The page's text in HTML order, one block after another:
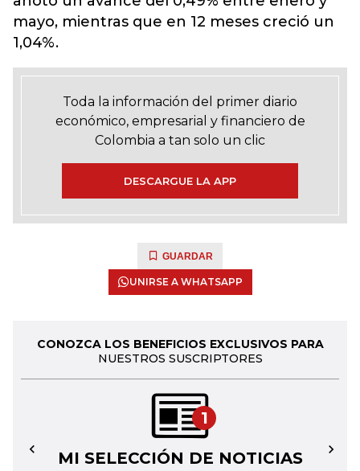
mayo, mientras que en 12 meses creció un
1,04%.
Toda la información del primer diario
económico, empresarial y financiero de
Colombia a tan solo un clic
DESCARGUE LA APP
GUARDAR
UNIRSE A WHATSAPP
CONOZCA LOS BENEFICIOS EXCLUSIVOS PARA
NUESTROS SUSCRIPTORES
1
MI SELECCIÓN DE NOTICIAS
← →